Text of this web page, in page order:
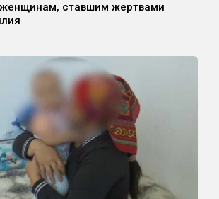
ставшим жертвами